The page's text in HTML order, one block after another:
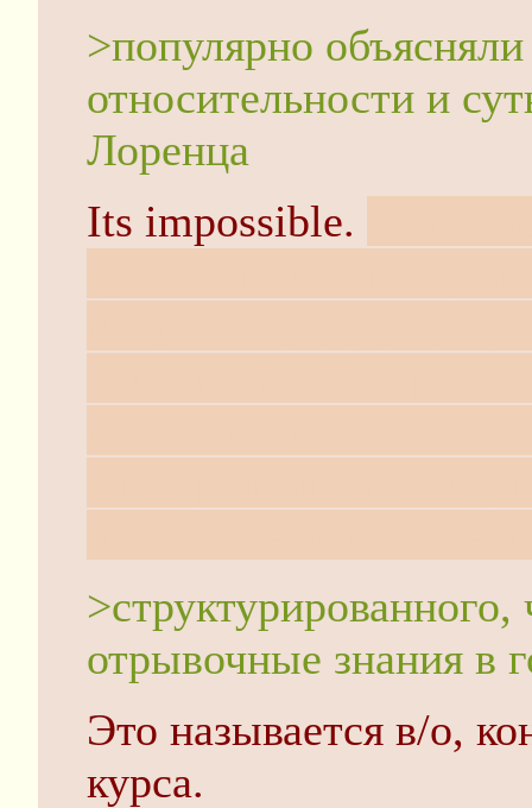
>популярно
относительности и
Лоренца
Its impossible.
отрывочные знания в
Это называется в/о,
курса.